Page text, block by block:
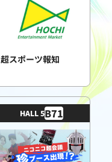
超スポーツ報知
HALL 5B71